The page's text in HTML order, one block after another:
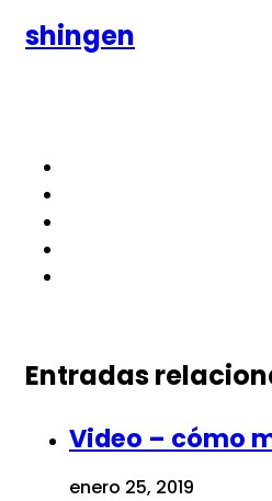
shingen
Entradas
Video – cómo
enero 25, 2019